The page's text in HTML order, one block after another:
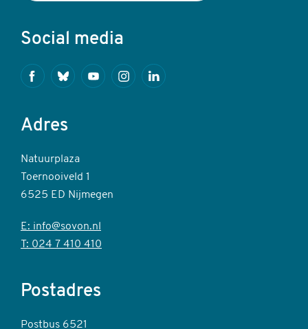
Social media
FacebookBlueskyYoutubeInstagramLinkedin
Adres
Natuurplaza
Toernooiveld 1
6525 ED Nijmegen
E: info@sovon.nl
T: 024 7 410 410
Postadres
Postbus 6521